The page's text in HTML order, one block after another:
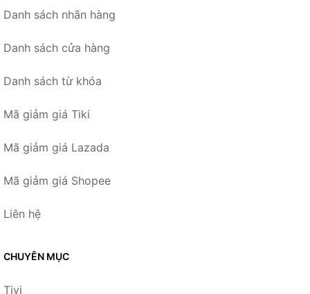
Danh sách nhãn hàng
Danh sách cửa hàng
Danh sách từ khóa
Mã giảm giá Tiki
Mã giảm giá Lazada
Mã giảm giá Shopee
Liên hệ
CHUYÊN MỤC
Tivi